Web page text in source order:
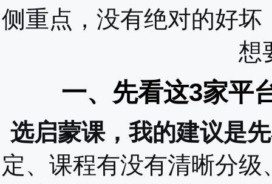
侧重点，没有绝对的好
想
一、先看这3家平
选启蒙课，我的建议是
定、课程有没有清晰分